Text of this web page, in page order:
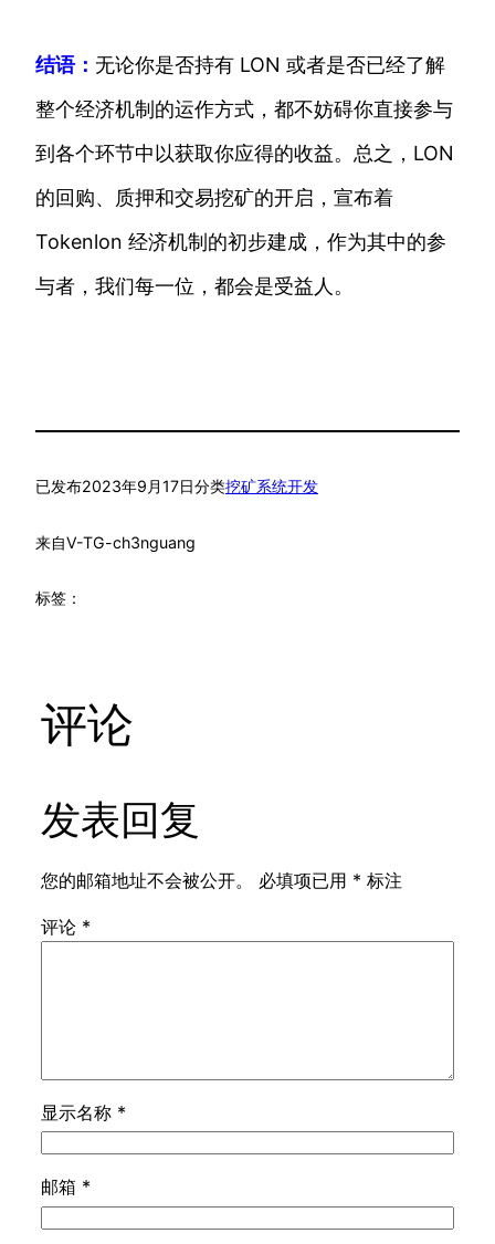
结语： 无论你是否持有 LON 或者是否已经了解
整个经济机制的运作方式，都不妨碍你直接参与
到各个环节中以获取你应得的收益。总之，LON
的回购、质押和交易挖矿的开启，宣布着
Tokenlon 经济机制的初步建成，作为其中的参
与者，我们每一位，都会是受益人。
已发布2023年9月17日分类挖矿系统开发
来自V-TG-ch3nguang
标签：
评论
发表回复
您的邮箱地址不会被公开。 必填项已用 * 标注
评论 *
显示名称 *
邮箱 *